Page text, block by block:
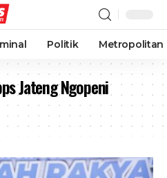
Politik Metropolitan
Jateng Ngopeni